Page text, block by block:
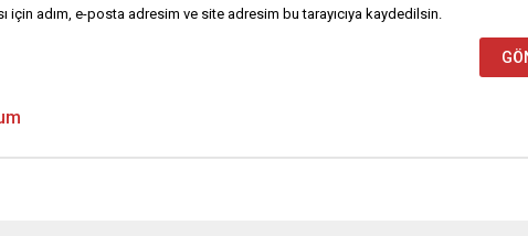
için adım, e-posta adresim ve site adresim bu tarayıcıya kaydedilsin.